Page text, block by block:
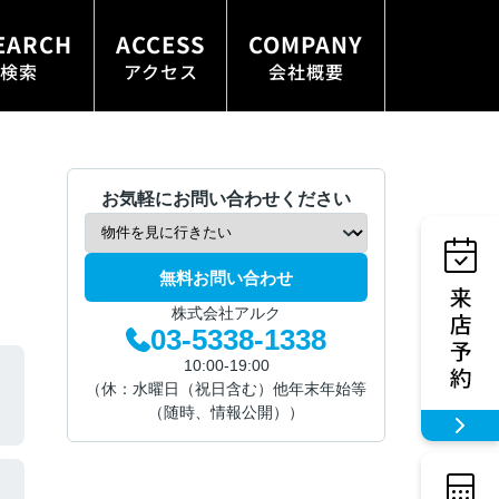
索
ACCESS
アクセス
COMPANY
会社概要
お気軽にお問い合わせください
無料お問い合わせ
株式会社アルク
03-5338-1338
10:00-19:00
（休：水曜日（祝日含む）他年末年始等
（随時、情報公開））